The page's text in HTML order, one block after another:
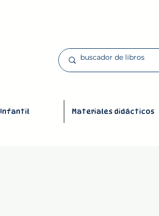
Infantil Materiales didácticos